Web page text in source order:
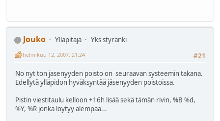
Jouko Ylläpitäjä
Yks styränki
#21
helmikuu 12, 2007, 21:24
No nyt ton jasenyyden poisto on seuraavan systeemin takana.
Edellytä ylläpidon hyväksyntää jäsenyyden poistoissa.
Pistin viestitaulu kelloon +16h lisää sekä tämän rivin, %B %d,
%Y, %R jonka löytyy alempaa...